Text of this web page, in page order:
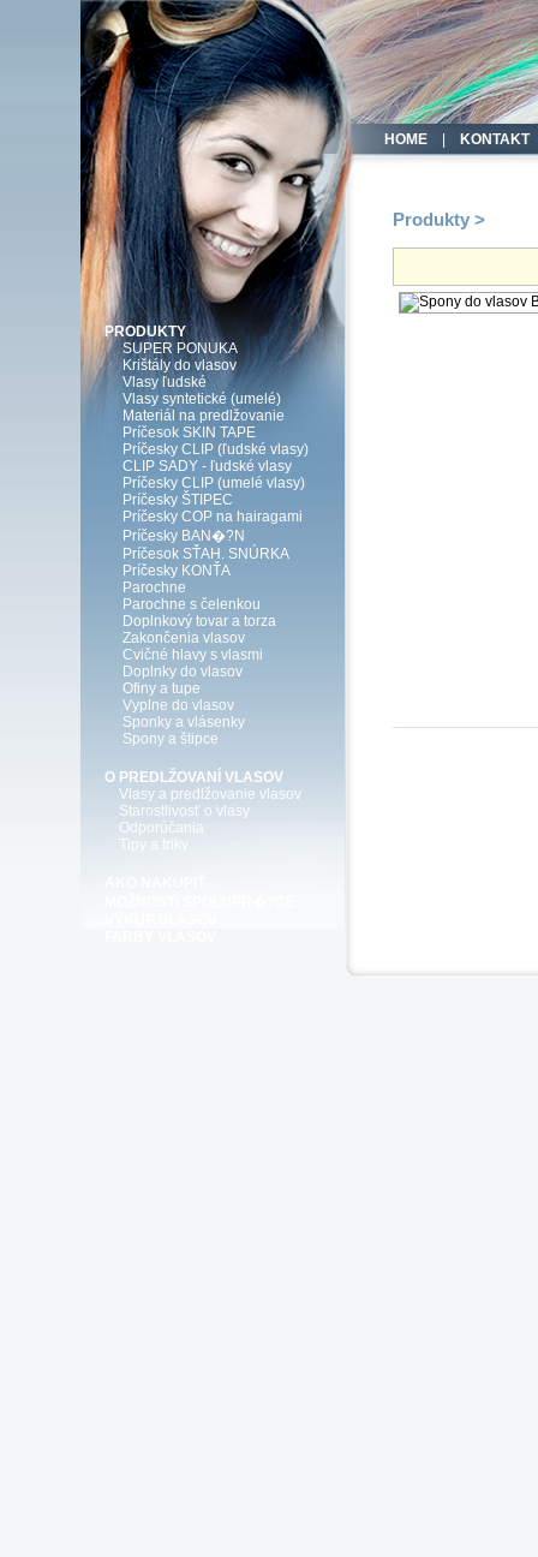
HOME| KONTAKT
PRODUKTY
SUPER PONUKA
Krištály do vlasov
Vlasy ľudské
Vlasy syntetické (umelé)
Materiál na predlžovanie
Príčesok SKIN TAPE
Príčesky CLIP (ľudské vlasy)
CLIP SADY - ľudské vlasy
Príčesky CLIP (umelé vlasy)
Príčesky ŠTIPEC
Príčesky COP na hairagami
Príčesky BAN�?N
Príčesok SŤAH. SNÚRKA
Príčesky KONŤA
Parochne
Parochne s čelenkou
Doplnkový tovar a torza
Zakončenia vlasov
Cvičné hlavy s vlasmi
Doplnky do vlasov
Ofiny a tupe
Vyplne do vlasov
Sponky a vlásenky
Spony a štipce
O PREDLŽOVANÍ VLASOV
Vlasy a predlžovanie vlasov
Starostlivosť o vlasy
Odporúčania
Tipy a triky
Produkty >